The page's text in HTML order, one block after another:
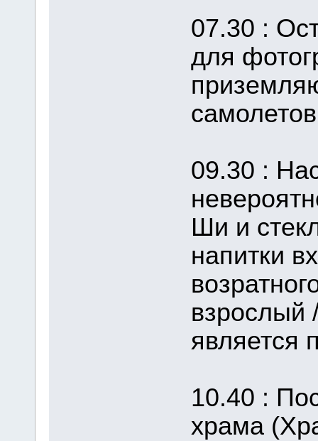
07.30 :
для
самолетов
09.30 :
Ши и
напитки
взрослый
является
10.40 :
храма